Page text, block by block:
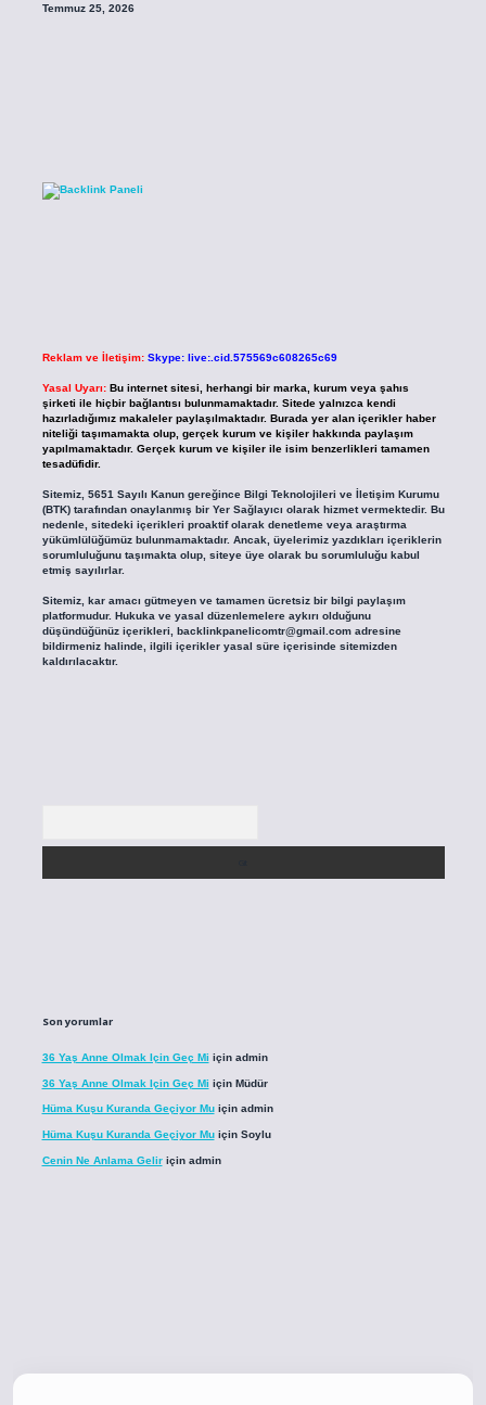
Temmuz 25, 2026
Reklam ve İletişim: Skype: live:.cid.575569c608265c69
Yasal Uyarı: Bu internet sitesi, herhangi bir marka, kurum veya şahıs
şirketi ile hiçbir bağlantısı bulunmamaktadır. Sitede yalnızca kendi
hazırladığımız makaleler paylaşılmaktadır. Burada yer alan içerikler haber
niteliği taşımamakta olup, gerçek kurum ve kişiler hakkında paylaşım
yapılmamaktadır. Gerçek kurum ve kişiler ile isim benzerlikleri tamamen
tesadüfidir.
Sitemiz, 5651 Sayılı Kanun gereğince Bilgi Teknolojileri ve İletişim Kurumu
(BTK) tarafından onaylanmış bir Yer Sağlayıcı olarak hizmet vermektedir. Bu
nedenle, sitedeki içerikleri proaktif olarak denetleme veya araştırma
yükümlülüğümüz bulunmamaktadır. Ancak, üyelerimiz yazdıkları içeriklerin
sorumluluğunu taşımakta olup, siteye üye olarak bu sorumluluğu kabul
etmiş sayılırlar.
Sitemiz, kar amacı gütmeyen ve tamamen ücretsiz bir bilgi paylaşım
platformudur. Hukuka ve yasal düzenlemelere aykırı olduğunu
düşündüğünüz içerikleri, backlinkpanelicomtr@gmail.comadresine
bildirmeniz halinde, ilgili içerikler yasal süre içerisinde sitemizden
kaldırılacaktır.
Son yorumlar
36 Yaş Anne Olmak Için Geç Mi için admin
36 Yaş Anne Olmak Için Geç Mi için Müdür
Hüma Kuşu Kuranda Geçiyor Muiçin admin
Hüma Kuşu Kuranda Geçiyor Muiçin Soylu
Cenin Ne Anlama Geliriçin admin